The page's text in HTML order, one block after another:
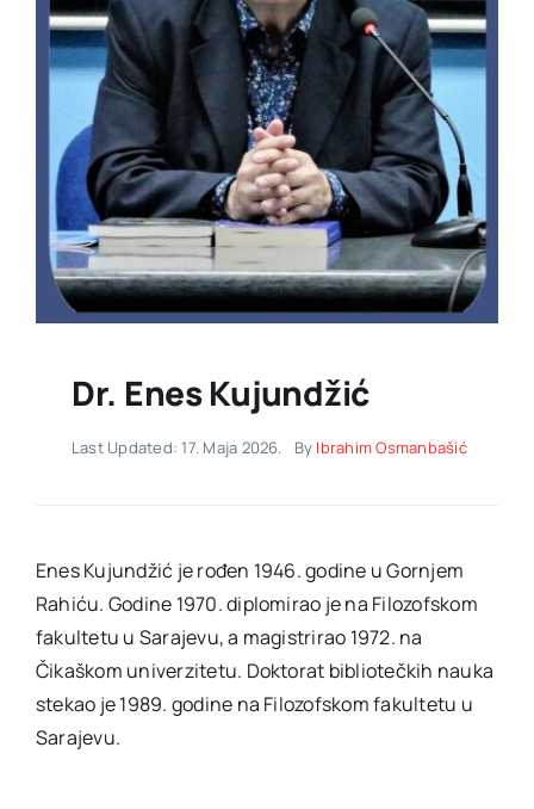
Dr. Enes Kujundžić
Last Updated: 17. Maja 2026. By Ibrahim Osmanbašić
Enes Kujundžić je rođen 1946. godine u Gornjem
Rahiću. Godine 1970. diplomirao je na Filozofskom
fakultetu u Sarajevu, a magistrirao 1972. na
Čikaškom univerzitetu. Doktorat bibliotečkih nauka
stekao je 1989. godine na Filozofskom fakultetu u
Sarajevu.